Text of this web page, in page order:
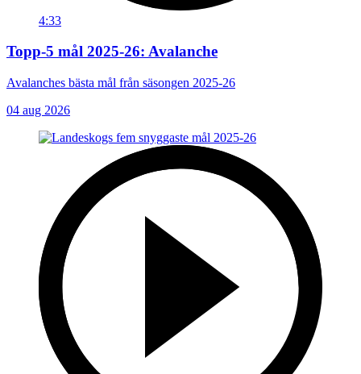
4:33
Topp-5 mål 2025-26: Avalanche
Avalanches bästa mål från säsongen 2025-26
04 aug 2026